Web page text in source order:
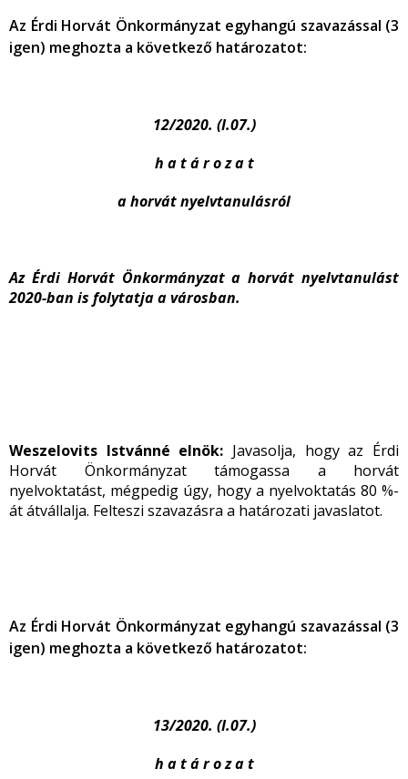
Az Érdi Horvát Önkormányzat egyhangú szavazással (3
igen) meghozta a következő határozatot:
12/2020. (I.07.)
h a t á r o z a t
a horvát nyelvtanulásról
Az Érdi Horvát Önkormányzat a horvát nyelvtanulást
2020-ban is folytatja a városban.
Weszelovits Istvánné elnök: Javasolja, hogy az Érdi
Horvát Önkormányzat támogassa a horvát
nyelvoktatást, mégpedig úgy, hogy a nyelvoktatás 80 %-
át átvállalja. Felteszi szavazásra a határozati javaslatot.
Az Érdi Horvát Önkormányzat egyhangú szavazással (3
igen) meghozta a következő határozatot:
13/2020. (I.07.)
h a t á r o z a t